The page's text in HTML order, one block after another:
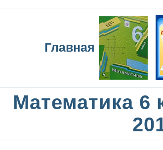
Главная
Математика 6